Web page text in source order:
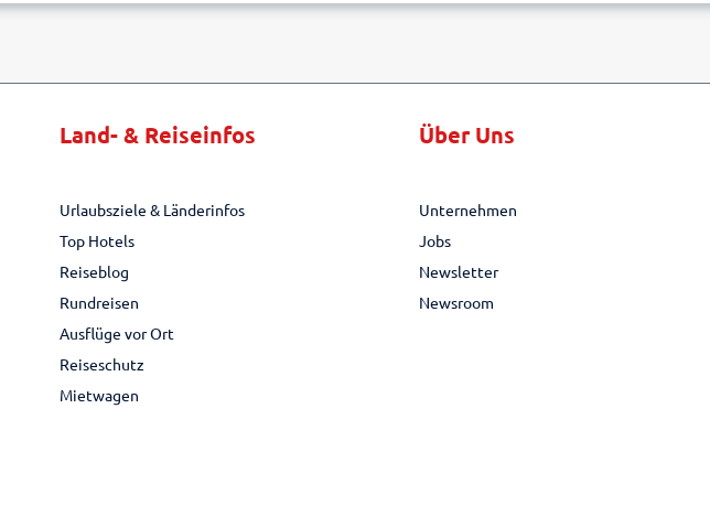
Land- & Reiseinfos
Urlaubsziele & Länderinfos
Top Hotels
Reiseblog
Rundreisen
Ausflüge vor Ort
Reiseschutz
Mietwagen
Über Uns
Unternehmen
Jobs
Newsletter
Newsroom